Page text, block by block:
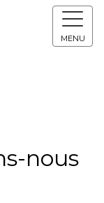
MENU
nous